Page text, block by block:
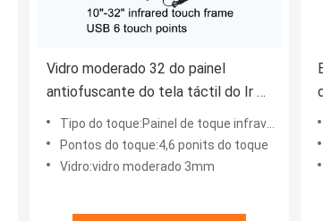
Vidro moderado 32 do painel
antiofuscante do tela táctil do Ir da
polegada 3mm Vandalproof
Tipo do toque:Painel de toque infravermelho
Pontos do toque:4,6 ponits do toque
Vidro:vidro moderado 3mm